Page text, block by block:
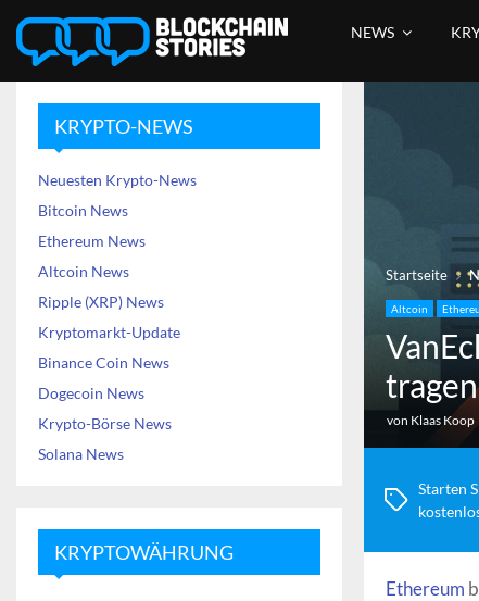
NEWS
Startseite
Altcoin
von Klaas Koop
Starten
Ethereum
KRYPTO-NEWS
Neuesten Krypto-News
Bitcoin News
Ethereum News
Altcoin News
Ripple (XRP) News
Kryptomarkt-Update
Binance Coin News
Dogecoin News
Krypto-Börse News
Solana News
KRYPTOWÄHRUNG